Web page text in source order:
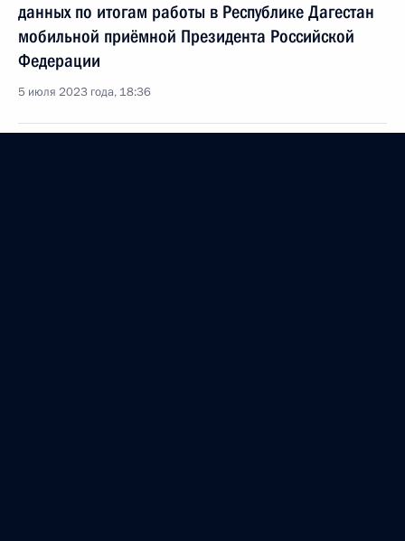
данных по итогам работы в Республике Дагестан
мобильной приёмной Президента Российской
Федерации
5 июля 2023 года, 18:36